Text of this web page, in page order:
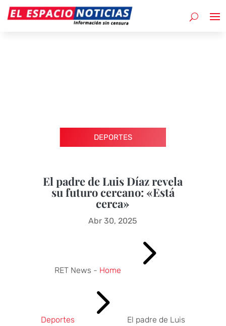
DEPORTES
El padre de Luis Díaz revela
su futuro cercano: «Está
cerca»
Abr 30, 2025
RET News - Home 5
Deportes 5
El padre de Luis